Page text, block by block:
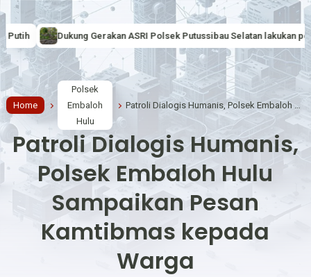
ASRI Polsek Putussibau Selatan lakukan penanaman Pohon
Home
Polsek
Embaloh
Hulu
Patroli Dialogis Humanis, Polsek Embaloh Hulu Sampaikan Pesan Kamtibmas kepada Warga
Patroli Dialogis Humanis,
Polsek Embaloh Hulu
Sampaikan Pesan
Kamtibmas kepada
Warga